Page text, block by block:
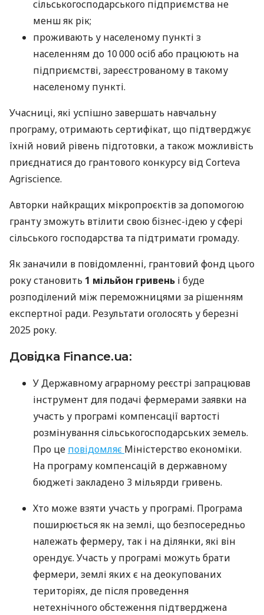
сільськогосподарського підприємства не
менш як рік;
проживають у населеному пункті з
населенням до 10 000 осіб або працюють на
підприємстві, зареєстрованому в такому
населеному пункті.
Учасниці, які успішно завершать навчальну
програму, отримають сертифікат, що підтверджує
їхній новий рівень підготовки, а також можливість
приєднатися до грантового конкурсу від Corteva
Agriscience.
Авторки найкращих мікропроєктів за допомогою
гранту зможуть втілити свою бізнес-ідею у сфері
сільського господарства та підтримати громаду.
Як заначили в повідомленні, грантовий фонд цього
року становить 1 мільйон гривень і буде
розподілений між переможницями за рішенням
експертної ради. Результати оголосять у березні
2025 року.
Довідка Finance.ua:
У Державному аграрному реєстрі запрацював
інструмент для подачі фермерами заявки на
участь у програмі компенсації вартості
розмінування сільськогосподарських земель.
Про це повідомляє Міністерство економіки.
На програму компенсацій в державному
бюджеті закладено 3 мільярди гривень.
Хто може взяти участь у програмі. Програма
поширюється як на землі, що безпосередньо
належать фермеру, так і на ділянки, які він
орендує. Участь у програмі можуть брати
фермери, землі яких є на деокупованих
територіях, де після проведення
нетехнічного обстеження підтверджена